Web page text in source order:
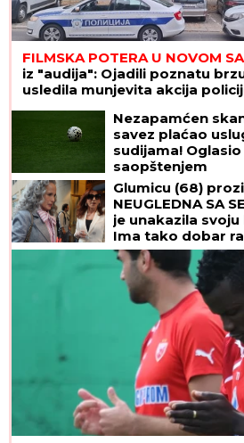
FILMSKA POTERA U NOVOM
iz "audija": Ojadili poznatu
usledila munjevita akcija
Nezapamćen
savez plaćao
sudijama!
saopštenjem
Glumicu (68)
NEUGLEDNA SA
je unakazila svoju
Ima tako dobar
FARBA i ne mari